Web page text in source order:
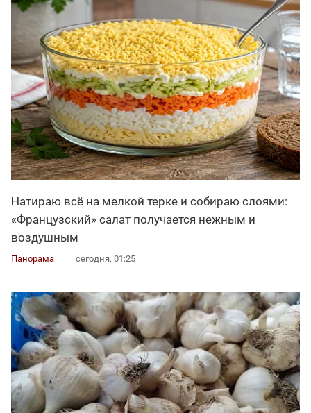
Натираю всё на мелкой терке и собираю слоями:
«Французский» салат получается нежным и
воздушным
Панорама сегодня, 01:25